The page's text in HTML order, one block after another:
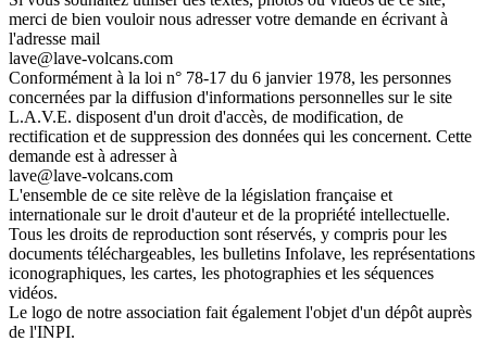
merci de bien vouloir nous adresser votre demande en écrivant à
l'adresse mail
lave@lave-volcans.com
Conformément à la loi n° 78-17 du 6 janvier 1978, les personnes
concernées par la diffusion d'informations personnelles sur le site
L.A.V.E. disposent d'un droit d'accès, de modification, de
rectification et de suppression des données qui les concernent. Cette
demande est à adresser à
lave@lave-volcans.com
L'ensemble de ce site relève de la législation française et
internationale sur le droit d'auteur et de la propriété intellectuelle.
Tous les droits de reproduction sont réservés, y compris pour les
documents téléchargeables, les bulletins Infolave, les représentations
iconographiques, les cartes, les photographies et les séquences
vidéos.
Le logo de notre association fait également l'objet d'un dépôt auprès
de l'INPI.